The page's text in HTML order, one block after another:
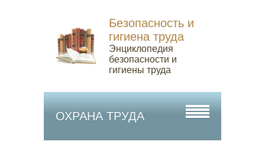
Безопасность и
гигиена труда
Энциклопедия
безопасности и
гигиены труда
ОХРАНА ТРУДА